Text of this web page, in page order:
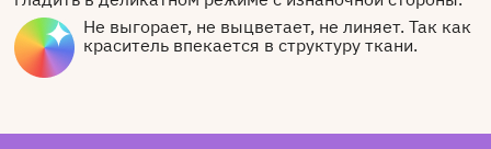
Не выгорает, не выцветает, не линяет. Так как
краситель впекается в структуру ткани.